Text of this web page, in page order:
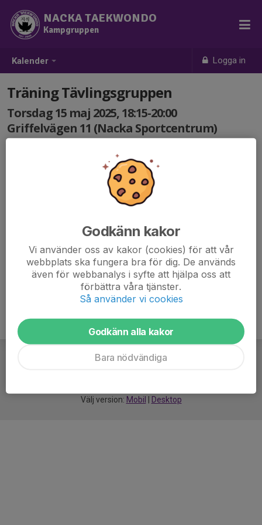
Kalender Logga in
NACKA TAEKWONDO
Kampgruppen
Träning Tävlingsgruppen
Torsdag 15 maj 2025, 18:15-20:00
Griffelvägen 11 (Nacka Sportcentrum)
Välj version: Mobil Desktop
Godkänn kakor
Vi använder oss av kakor (cookies) för att vår
webbplats ska fungera bra för dig. De används
även för webbanalys i syfte att hjälpa oss att
förbättra våra tjänster.
Så använder vi cookies
Godkänn alla kakor
Bara nödvändiga